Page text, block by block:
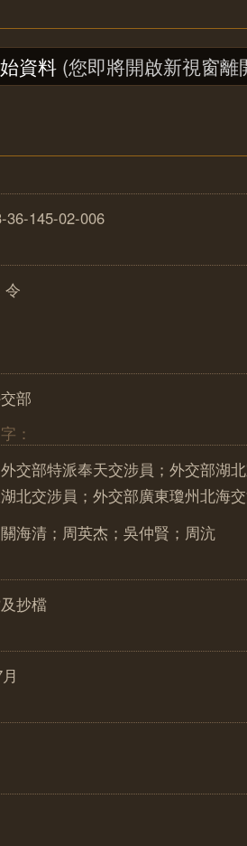
資料 (您即將開啟新視窗離
36-145-02-006
令
部
：
交部特派奉天交涉員；外交部湖
北交涉員；外交部廣東瓊州北海
海清；周英杰；吳仲賢；周沆
抄檔